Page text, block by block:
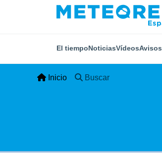
El tiempoNoticiasVídeosAvisos
Inicio Buscar